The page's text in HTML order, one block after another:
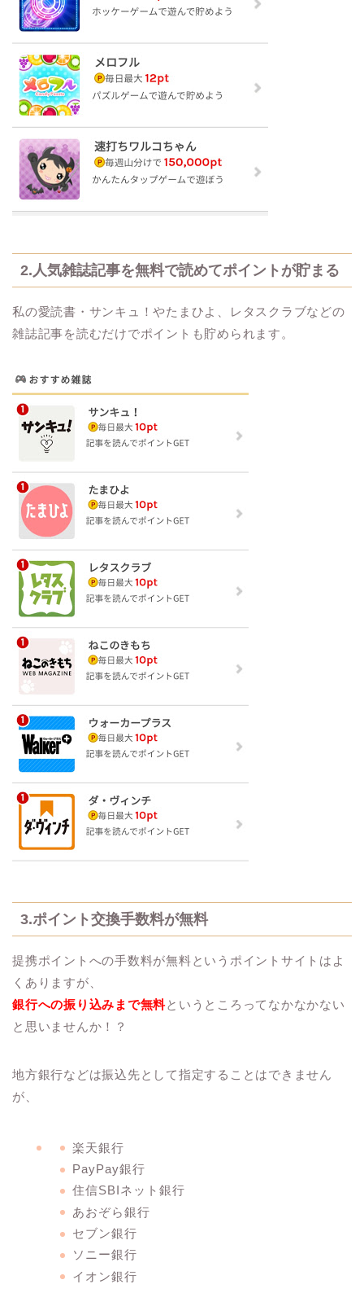
2.人気雑誌記事を無料で読めてポイントが貯まる
私の愛読書・サンキュ！やたまひよ、レタスクラブなどの
雑誌記事を読むだけでポイントも貯められます。
3.ポイント交換手数料が無料
提携ポイントへの手数料が無料というポイントサイトはよ
くありますが、
銀行への振り込みまで無料というところってなかなかない
と思いませんか！？
地方銀行などは振込先として指定することはできません
が、
楽天銀行
PayPay銀行
住信SBIネット銀行
あおぞら銀行
セブン銀行
ソニー銀行
イオン銀行